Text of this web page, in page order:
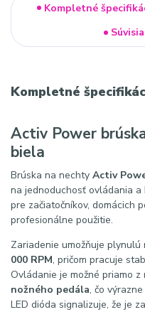
Kompletné
Kompletné
Activ Power
biela
Brúska na nechty Activ
na jednoduchosť ovládania
pre začiatočníkov, domácich
profesionálne použitie.
Zariadenie umožňuje
000 RPM, pričom pracuje
Ovládanie je možné priamo
nožného pedála, čo
LED dióda signalizuje, že je